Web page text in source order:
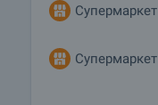
Супермаркет
Супермаркет